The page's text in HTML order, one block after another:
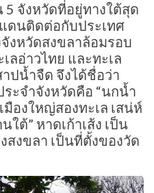
5 จังหวัดที่อยู่ทางใต้สุด
ดนติดต่อกับประเทศ
งหวัดสงขลาล้อมรอบ
ลอ่าวไทย และทะเล
ปน้ำจืด จึงได้ชื่อว่า
ะจำจังหวัดคือ “นกน้ำ
องใหญ่สองทะเล เสน่ห์
ต้” หาดเก้าเส้ง เป็น
สงขลา เป็นที่ตั้งของวัด